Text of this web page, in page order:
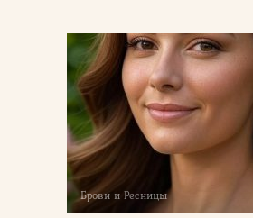
Брови и Ресницы